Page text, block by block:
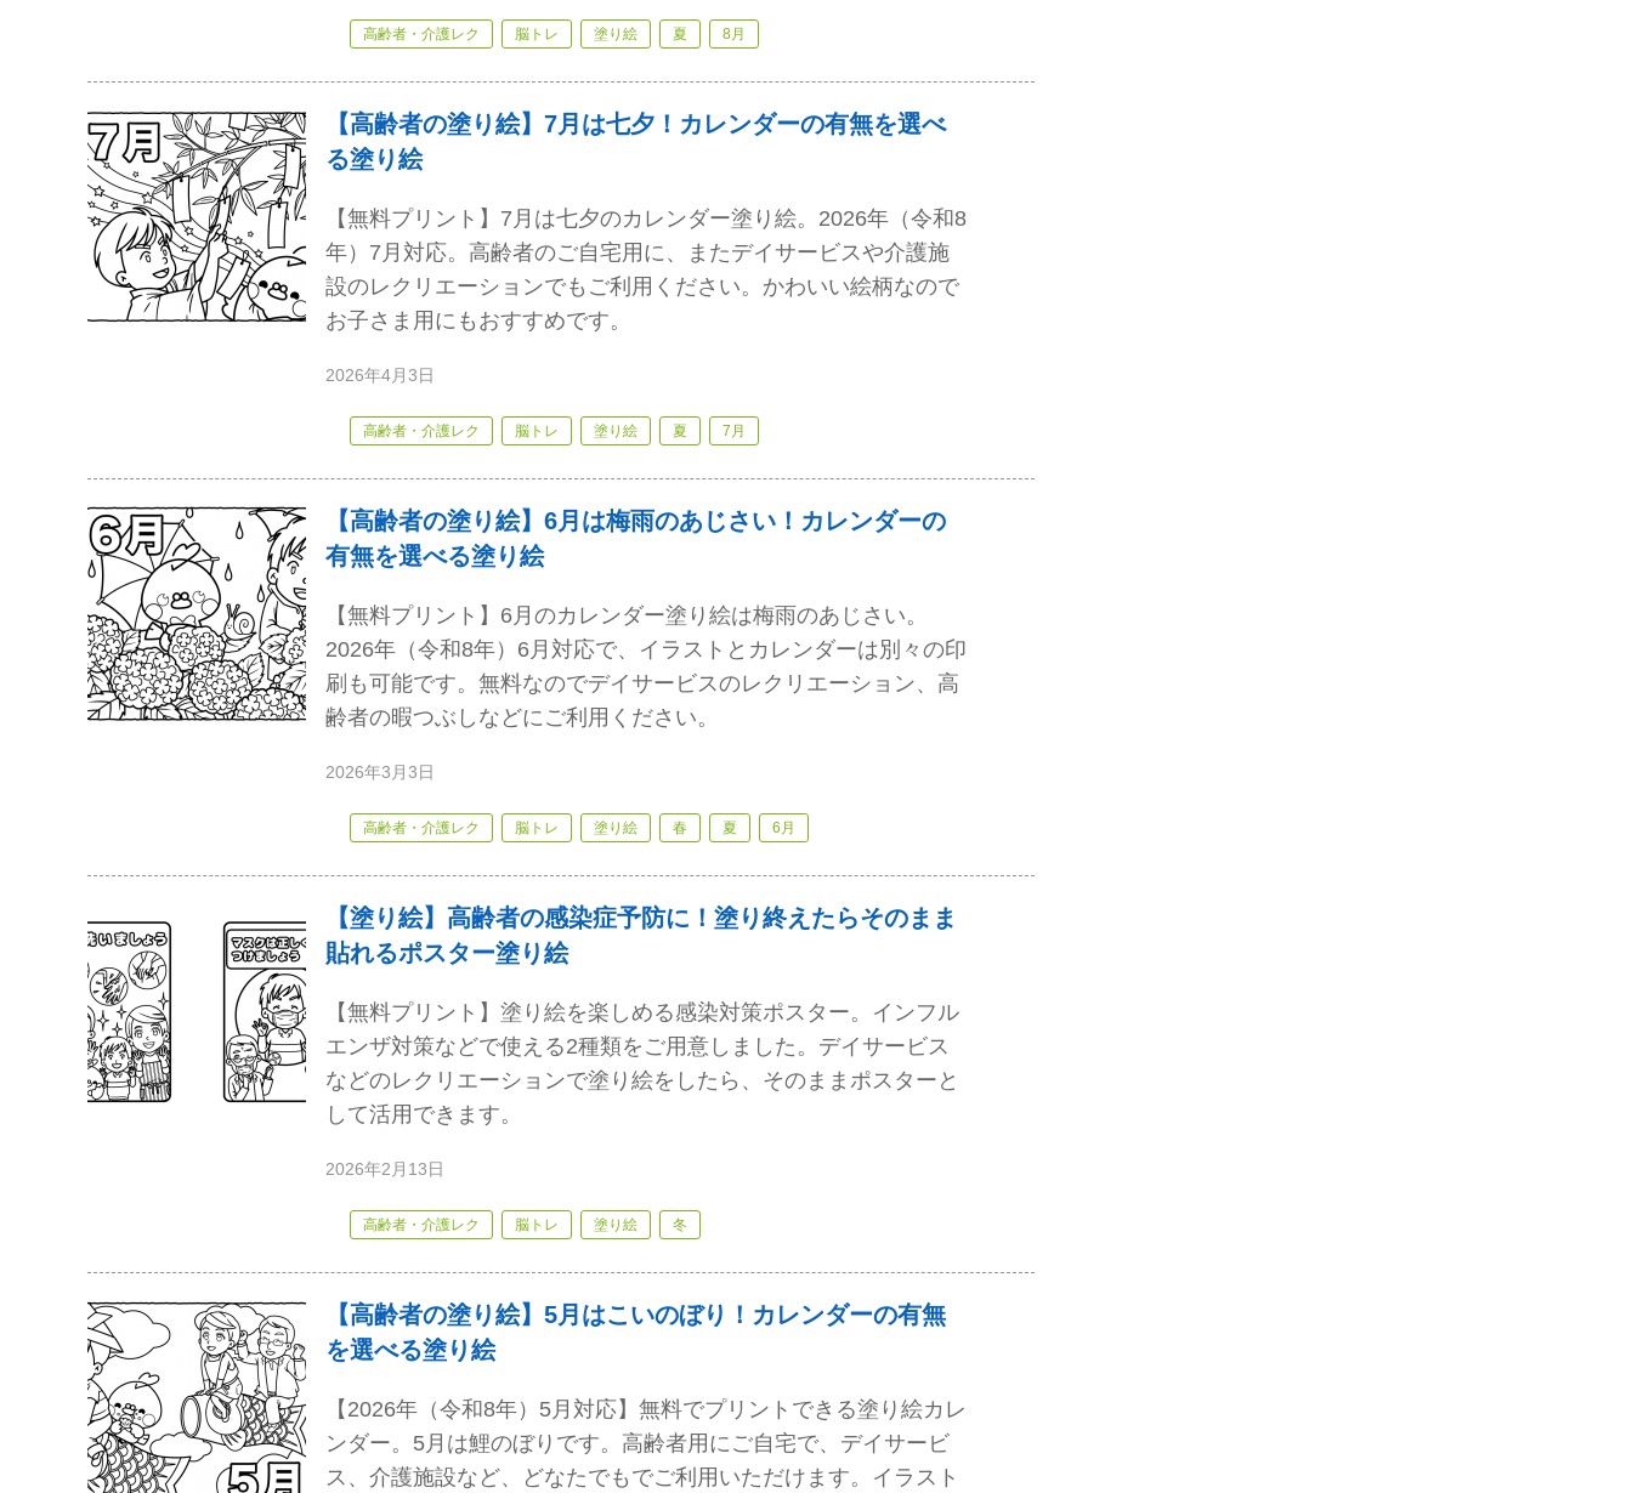
高齢者・介護レク 脳トレ 塗り絵 夏 8月
【高齢者の塗り絵】7月は七夕！カレンダーの有無を選べ
る塗り絵
【無料プリント】7月は七夕のカレンダー塗り絵。2026年（令和8
年）7月対応。高齢者のご自宅用に、またデイサービスや介護施
設のレクリエーションでもご利用ください。かわいい絵柄なので
お子さま用にもおすすめです。
2026年4月3日
高齢者・介護レク 脳トレ 塗り絵 夏 7月
【高齢者の塗り絵】6月は梅雨のあじさい！カレンダーの
有無を選べる塗り絵
【無料プリント】6月のカレンダー塗り絵は梅雨のあじさい。
2026年（令和8年）6月対応で、イラストとカレンダーは別々の印
刷も可能です。無料なのでデイサービスのレクリエーション、高
齢者の暇つぶしなどにご利用ください。
2026年3月3日
高齢者・介護レク 脳トレ 塗り絵 春 夏 6月
【塗り絵】高齢者の感染症予防に！塗り終えたらそのまま
貼れるポスター塗り絵
【無料プリント】塗り絵を楽しめる感染対策ポスター。インフル
エンザ対策などで使える2種類をご用意しました。デイサービス
などのレクリエーションで塗り絵をしたら、そのままポスターと
して活用できます。
2026年2月13日
高齢者・介護レク 脳トレ 塗り絵 冬
【高齢者の塗り絵】5月はこいのぼり！カレンダーの有無
を選べる塗り絵
【2026年（令和8年）5月対応】無料でプリントできる塗り絵カレ
ンダー。5月は鯉のぼりです。高齢者用にご自宅で、デイサービ
ス、介護施設など、どなたでもでご利用いただけます。イラスト